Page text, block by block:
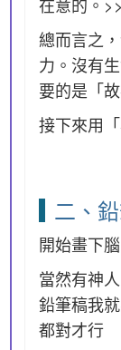
總而言之
力。沒有
要的是「
接下來用
二、
開始畫下
當然有神
鉛筆稿我
都對才行